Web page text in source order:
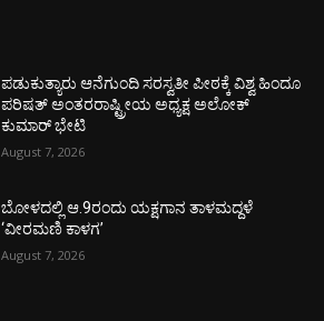
ಪಡುಕುತ್ಯಾರು ಆನೆಗುಂದಿ ಸರಸ್ವತೀ ಪೀಠಕ್ಕೆ ವಿಶ್ವ ಹಿಂದೂ
ಪರಿಷತ್ ಅಂತರರಾಷ್ಟ್ರೀಯ ಅಧ್ಯಕ್ಷ ಅಲೋಕ್
ಕುಮಾರ್ ಭೇಟಿ
August 7, 2026
ಬೋಳದಲ್ಲಿ ಆ.9ರಂದು ಯಕ್ಷಗಾನ ತಾಳಮದ್ದಳೆ
‘ವೀರಮಣಿ ಕಾಳಗ’
August 7, 2026